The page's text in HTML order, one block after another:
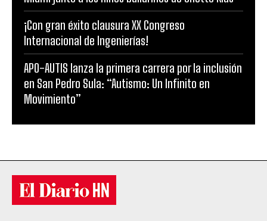
¡Con gran éxito clausura XX Congreso
Internacional de Ingenierías!
APO-AUTIS lanza la primera carrera por la inclusión
en San Pedro Sula: “Autismo: Un Infinito en
Movimiento”